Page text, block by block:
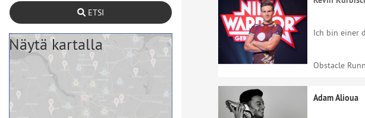
ETSI
Näytä kartalla
Ich bin einer
Obstacle
Adam Alioua